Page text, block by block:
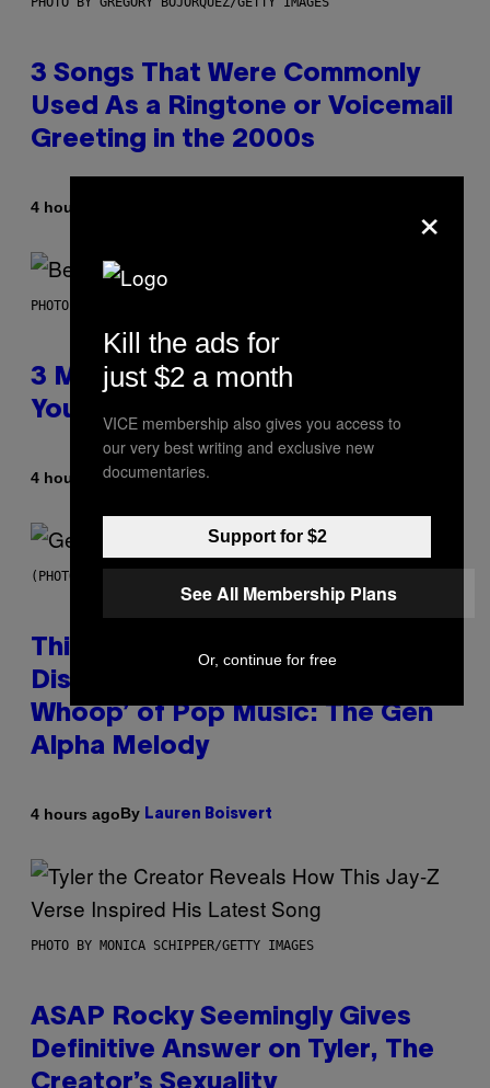
3 Songs That Were Commonly
Used As a Ringtone or Voicemail
Greeting in the 2000s
4 hours ago
PHOTO BY KEVIN WINTER/GETTY IMAGES FOR RADIO DISNEY
3 Millennial Anthems That Make
You Think of Your Best Friend
4 hours agoByLauren Boisvert
(PHOTO BY TAYLOR HILL/GETTY IMAGES)
This Researcher Accidentally
Discovered the New ‘Millennial
Whoop’ of Pop Music: The Gen
Alpha Melody
4 hours agoBy Lauren Boisvert
PHOTO BY MONICA SCHIPPER/GETTY IMAGES
ASAP Rocky Seemingly Gives
Definitive Answer on Tyler, The
×
Kill the ads for
just $2 a month
VICE membership also gives you access to
our very best writing and exclusive new
documentaries.
Support for $2
See All Membership Plans
Or, continue for free